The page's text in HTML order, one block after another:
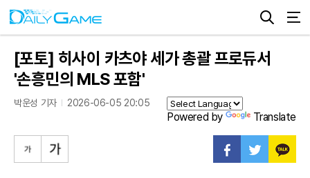
[포토] 히사이 카츠야 세가 총괄 프로듀서
'손흥민의 MLS 포함'
박운성 기자 2026-06-05 20:05
Powered by Translate